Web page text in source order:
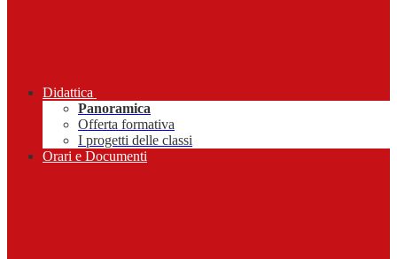
Didattica
Panoramica
Offerta formativa
I progetti delle classi
Orari e Documenti